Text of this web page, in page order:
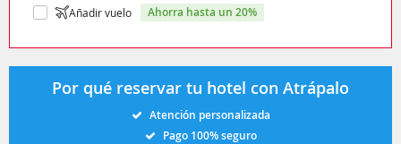
Añadir vuelo ahorra hasta un 20%
Por qué reservar tu hotel con Atrápalo
Atención personalizada
Pago 100% seguro